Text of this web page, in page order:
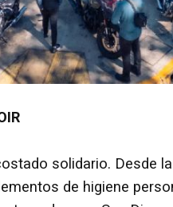
solidario. Desde
de higiene